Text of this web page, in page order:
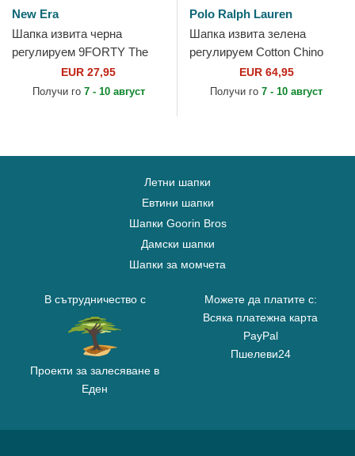
New Era
Шапка извита черна
регулируем 9FORTY The
League на Toronto Raptors
NBA от New Era
EUR 27,95
Получи го 7 - 10 август
Polo Ralph Lauren
Шапка извита зелена
регулируем Cotton Chino
Classic Sport от Polo Ralph
Lauren
EUR 64,95
Получи го 7 - 10 август
Летни шапки
Евтини шапки
Шапки Goorin Bros
Дамски шапки
Шапки за момчета
В сътрудничество с
Проекти за залесяване в
Еден
Можете да платите с:
Всяка платежна карта
PayPal
Пшелеви24